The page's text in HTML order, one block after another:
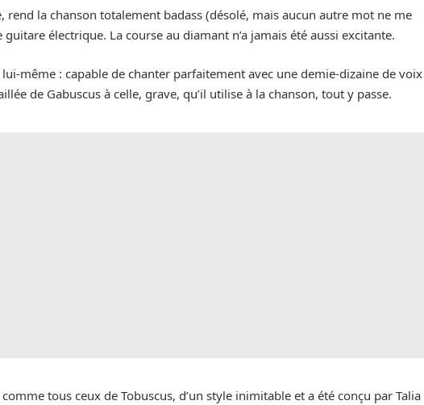
rend la chanson totalement badass (désolé, mais aucun autre mot ne me
électrique. La course au diamant n’a jamais été aussi excitante.
même : capable de chanter parfaitement avec une demie-dizaine de voix
de Gabuscus à celle, grave, qu’il utilise à la chanson, tout y passe.
tous ceux de Tobuscus, d’un style inimitable et a été conçu par Talia